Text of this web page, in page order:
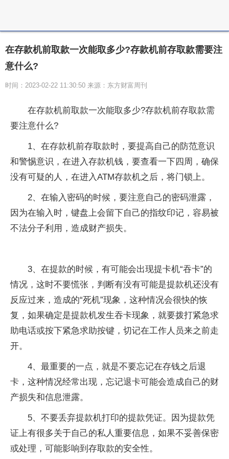
在​存款机前取款一次能取多少?存款机前存取款需要注
意什么?
时间：2023-02-22 11:30:50 来源：东方财富周刊
在​存款机前取款一次能取多少?存款机前存取款需
要注意什么?
1、在存款机前存取款时，要提高自己的防范意识
和警惕意识，在进入存款机钱，要查看一下四周，确保
没有可疑的人，在进入ATM存款机之后，将门锁上。
2、在输入密码的时候，要注意自己的密码泄露，
因为在输入时，键盘上会留下自己的指纹印记，容易被
不法分子利用，造成财产损失。
3、在提款的时候，有可能会出现提卡机“吞卡”的
情况，这时不要慌张，判断有没有可能是提款机还没有
反应过来，造成的“死机”现象，这种情况会很快的恢
复，如果确定是提款机发生吞卡现象，就要拨打紧急求
助电话或按下紧急求助按键，切记在工作人员来之前走
开。
4、最重要的一点，就是不要忘记在存钱之后退
卡，这种情况经常出现，忘记退卡可能会造成自己的财
产损失和信息泄露。
5、不要丢弃提款机打印的提款凭证。因为提款凭
证上有很多关于自己的私人重要信息，如果不妥善保密
或处理，可能影响到存取款的安全性。